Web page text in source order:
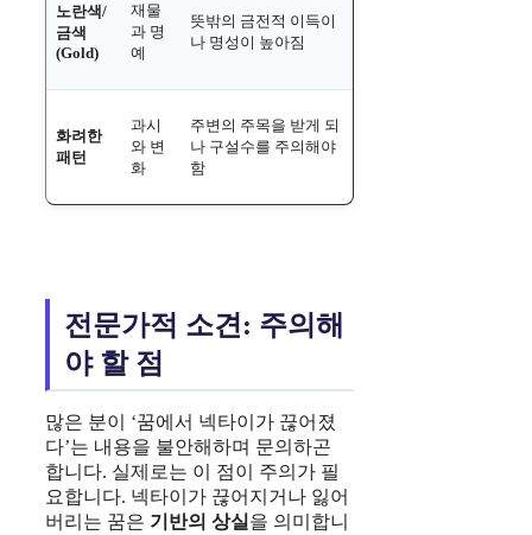
노란색/
금색
(Gold)
재물
과 명
예
뜻밖의 금전적 이득이
나 명성이 높아짐
화려한
패턴
과시
와 변
화
주변의 주목을 받게 되
나 구설수를 주의해야
함
전문가적 소견: 주의해
야 할 점
많은 분이 ‘꿈에서 넥타이가 끊어졌
다’는 내용을 불안해하며 문의하곤
합니다. 실제로는 이 점이 주의가 필
요합니다. 넥타이가 끊어지거나 잃어
버리는 꿈은 기반의 상실을 의미합니